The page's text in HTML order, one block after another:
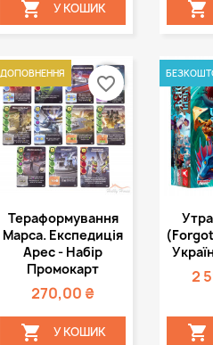
 У КОШИК 
Швидкий
перегляд
Тераформування
Марса. Експедиція
Арес - Набір
Промокарт
270,00 ₴
ДОПОВНЕННЯ
 У КОШИК
favorite_border

2
